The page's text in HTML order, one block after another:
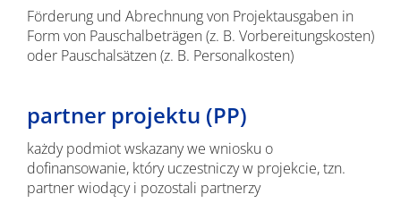
Förderung und Abrechnung von Projektausgaben in
Form von Pauschalbeträgen (z. B. Vorbereitungskosten)
oder Pauschalsätzen (z. B. Personalkosten)
partner projektu (PP)
każdy podmiot wskazany we wniosku o
dofinansowanie, który uczestniczy w projekcie, tzn.
partner wiodący i pozostali partnerzy